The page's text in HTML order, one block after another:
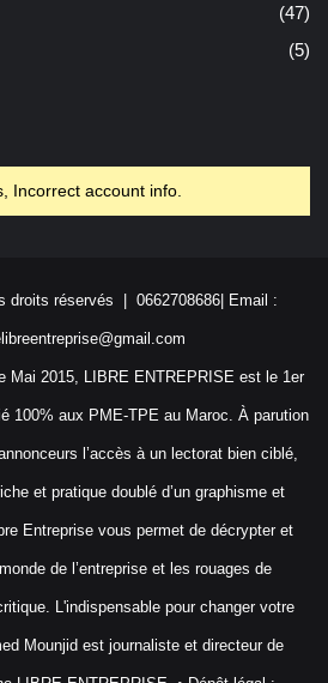
(47)
(5)
Incorrect account info.
droits réservés | 0662708686| Email :
Mai 2015, LIBRE ENTREPRISE est le 1er
100% aux PME-TPE au Maroc. À parution
l’accès à un lectorat bien ciblé,
et pratique doublé d’un graphisme et
Entreprise vous permet de décrypter et
de l’entreprise et les rouages de
L'indispensable pour changer votre
Mounjid est journaliste et directeur de